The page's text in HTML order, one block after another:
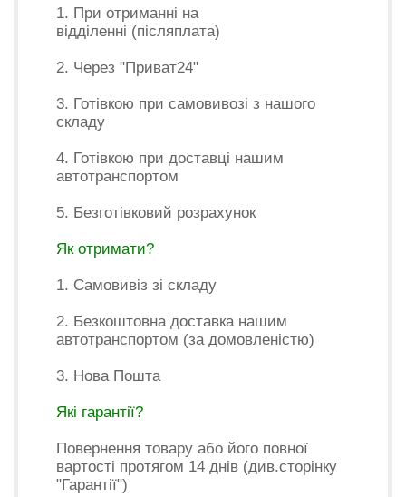
1. При отриманні на
відділенні (післяплата)
2. Через "Приват24"
3. Готівкою при самовивозі з нашого
складу
4. Готівкою при доставці нашим
автотранспортом
5. Безготівковий розрахунок
Як отримати?
1. Самовивіз зі складу
2. Безкоштовна доставка нашим
автотранспортом (за домовленістю)
3. Нова Пошта
Які гарантії?
Повернення товару або його повної
вартості протягом 14 днів (див.сторінку
"Гарантії")